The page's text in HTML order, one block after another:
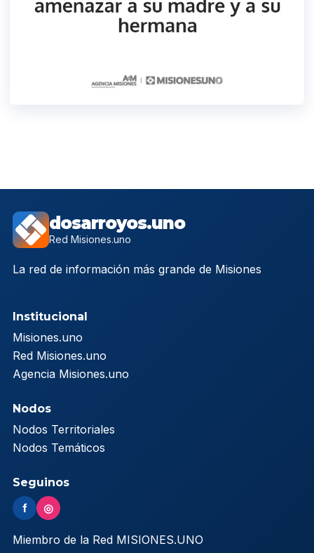
dosarroyos.uno
Red Misiones.uno
La red de información más grande de Misiones
Institucional
Misiones.uno
Red Misiones.uno
Agencia Misiones.uno
Nodos
Nodos Territoriales
Nodos Temáticos
Seguinos
f ◎
Miembro de la Red MISIONES.UNO